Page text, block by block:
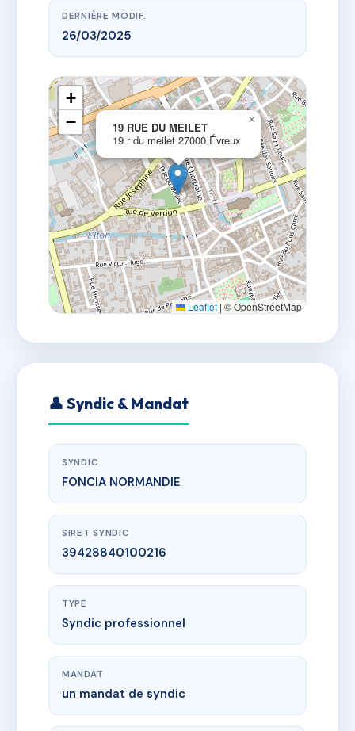
DERNIÈRE MODIF.
26/03/2025
19 RUE DU MEILET
19 r du meilet 27000 Évreux
×
+
−
Leaflet | © OpenStreetMap
👤 Syndic & Mandat
SYNDIC
FONCIA NORMANDIE
SIRET SYNDIC
39428840100216
TYPE
Syndic professionnel
MANDAT
un mandat de syndic